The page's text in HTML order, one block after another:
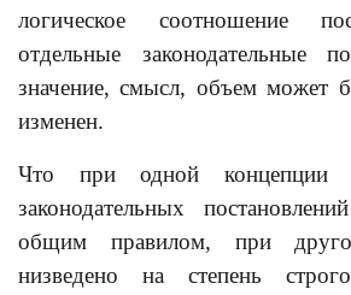
логическое соотношение
отдельные законодательные
значение, смысл, объем может
изменен.
Что при одной концепции
законодательных
общим правилом, при
низведено на степень